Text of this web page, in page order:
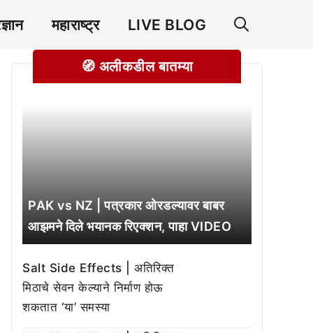
महाराष्ट्र LIVE BLOG
🧭 अलीकडील बातम्या
PAK vs NZ | पत्रकार ओरडल्यावर बाबर
आझमने दिले भयानक रिएक्शन, पाहा VIDEO
Salt Side Effects | अतिरिक्त
मिठाचे सेवन केल्याने निर्माण होऊ
शकतात ‘या’ समस्या